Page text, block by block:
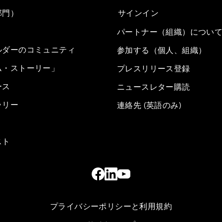
）
ーのコミュニティ
ストーリー」
リー
サインイン
パートナー（組織）につい
参加する（個人、組織）
プレスリリース登録
ニュースレター購読
連絡先 (英語のみ)
プライバシーポリシーと利用規約